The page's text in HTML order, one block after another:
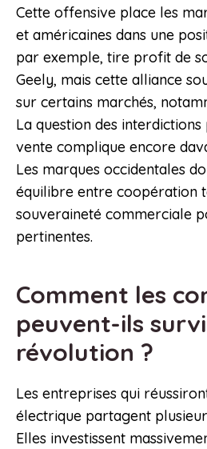
Cette offensive place les
et américaines dans une
par exemple, tire profit de
Geely, mais cette alliance
sur certains marchés,
La question des
vente complique encore
Les marques occidentales
équilibre entre coopération
souveraineté commerciale
pertinentes.
Comment les
peuvent-ils
révolution ?
Les entreprises qui
électrique partagent
Elles investissent